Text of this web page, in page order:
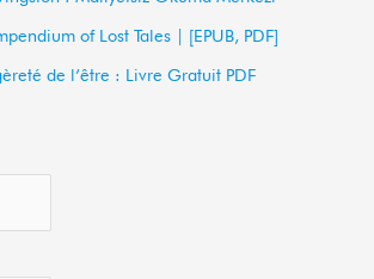
of Lost Tales | [EPUB, PDF]
de l’être : Livre Gratuit PDF